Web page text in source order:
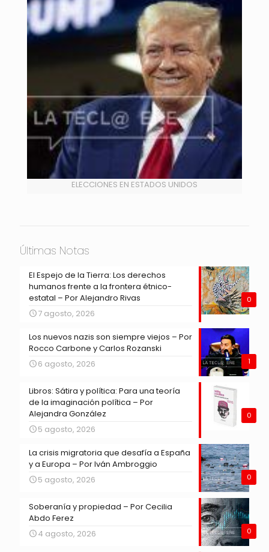
ELECCIONES EN ESTADOS UNIDOS
Últimas Notas
0
El Espejo de la Tierra: Los derechos
humanos frente a la frontera étnico-
estatal – Por Alejandro Rivas
7 agosto, 2026
1
Los nuevos nazis son siempre viejos – Por
Rocco Carbone y Carlos Rozanski
6 agosto, 2026
0
Libros: Sátira y política: Para una teoría
de la imaginación política – Por
Alejandra González
5 agosto, 2026
0
La crisis migratoria que desafía a España
y a Europa – Por Iván Ambroggio
5 agosto, 2026
0
Soberanía y propiedad – Por Cecilia
Abdo Ferez
4 agosto, 2026